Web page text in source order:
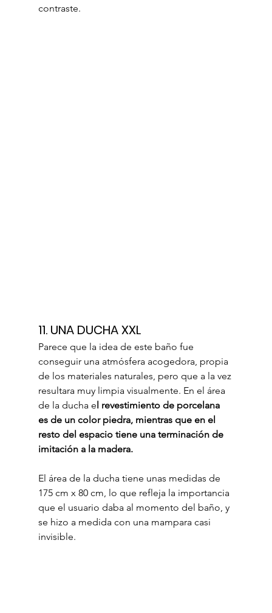
contraste.
11. UNA DUCHA XXL
Parece que la idea de este baño fue
conseguir una atmósfera acogedora, propia
de los materiales naturales, pero que a la vez
resultara muy limpia visualmente. En el área
de la ducha el revestimiento de porcelana
es de un color piedra, mientras que en el
resto del espacio tiene una terminación de
imitación a la madera.
El área de la ducha tiene unas medidas de
175 cm x 80 cm, lo que refleja la importancia
que el usuario daba al momento del baño, y
se hizo a medida con una mampara casi
invisible.